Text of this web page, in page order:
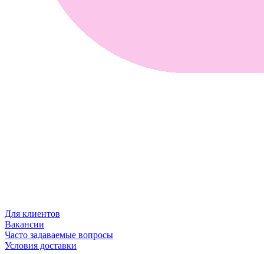
Для клиентов
Вакансии
Часто задаваемые вопросы
Условия доставки